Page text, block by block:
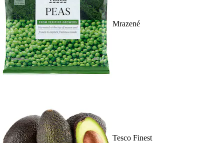
Mrazené
Tesco Finest